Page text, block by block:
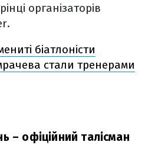
організаторів
біатлоністи
стали тренерами
– офіційний талісман